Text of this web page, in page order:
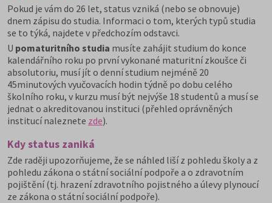
Pokud je vám do 26 let, status vzniká (nebo se obnovuje)
dnem zápisu do studia. Informaci o tom, kterých typů studia
se to týká, najdete v předchozím odstavci.
U pomaturitního studia musíte zahájit studium do konce
kalendářního roku po první vykonané maturitní zkoušce či
absolutoriu, musí jít o denní studium nejméně 20
45minutových vyučovacích hodin týdně po dobu celého
školního roku, v kurzu musí být nejvýše 18 studentů a musí se
jednat o akreditovanou instituci (přehled oprávněných
institucí naleznete zde).
Kdy status zaniká
Zde raději upozorňujeme, že se náhled liší z pohledu školy a z
pohledu zákona o státní sociální podpoře a o zdravotním
pojištění (tj. hrazení zdravotního pojistného a úlevy plynoucí
ze zákona o státní sociální podpoře).